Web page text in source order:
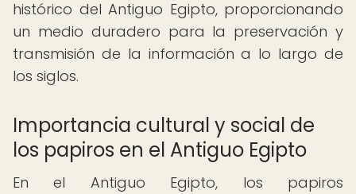
histórico del Antiguo Egipto, proporcionando
un medio duradero para la preservación y
transmisión de la información a lo largo de
los siglos.
Importancia cultural y social de
los papiros en el Antiguo Egipto
En el Antiguo Egipto, los papiros